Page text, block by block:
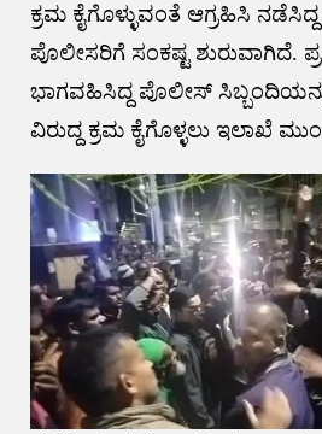
ಕ್ರಮ ಕೈಗೊಳ್ಳುವಂತೆ ಆಗ್ರಹಿಸಿ
ಪೊಲೀಸರಿಗೆ ಸಂಕಷ್ಟ ಶುರುವಾಗಿದೆ.
ಭಾಗವಹಿಸಿದ್ದ ಪೊಲೀಸ್‌
ವಿರುದ್ದ ಕ್ರಮ ಕೈಗೊಳ್ಳಲು ಇಲಾಖೆ